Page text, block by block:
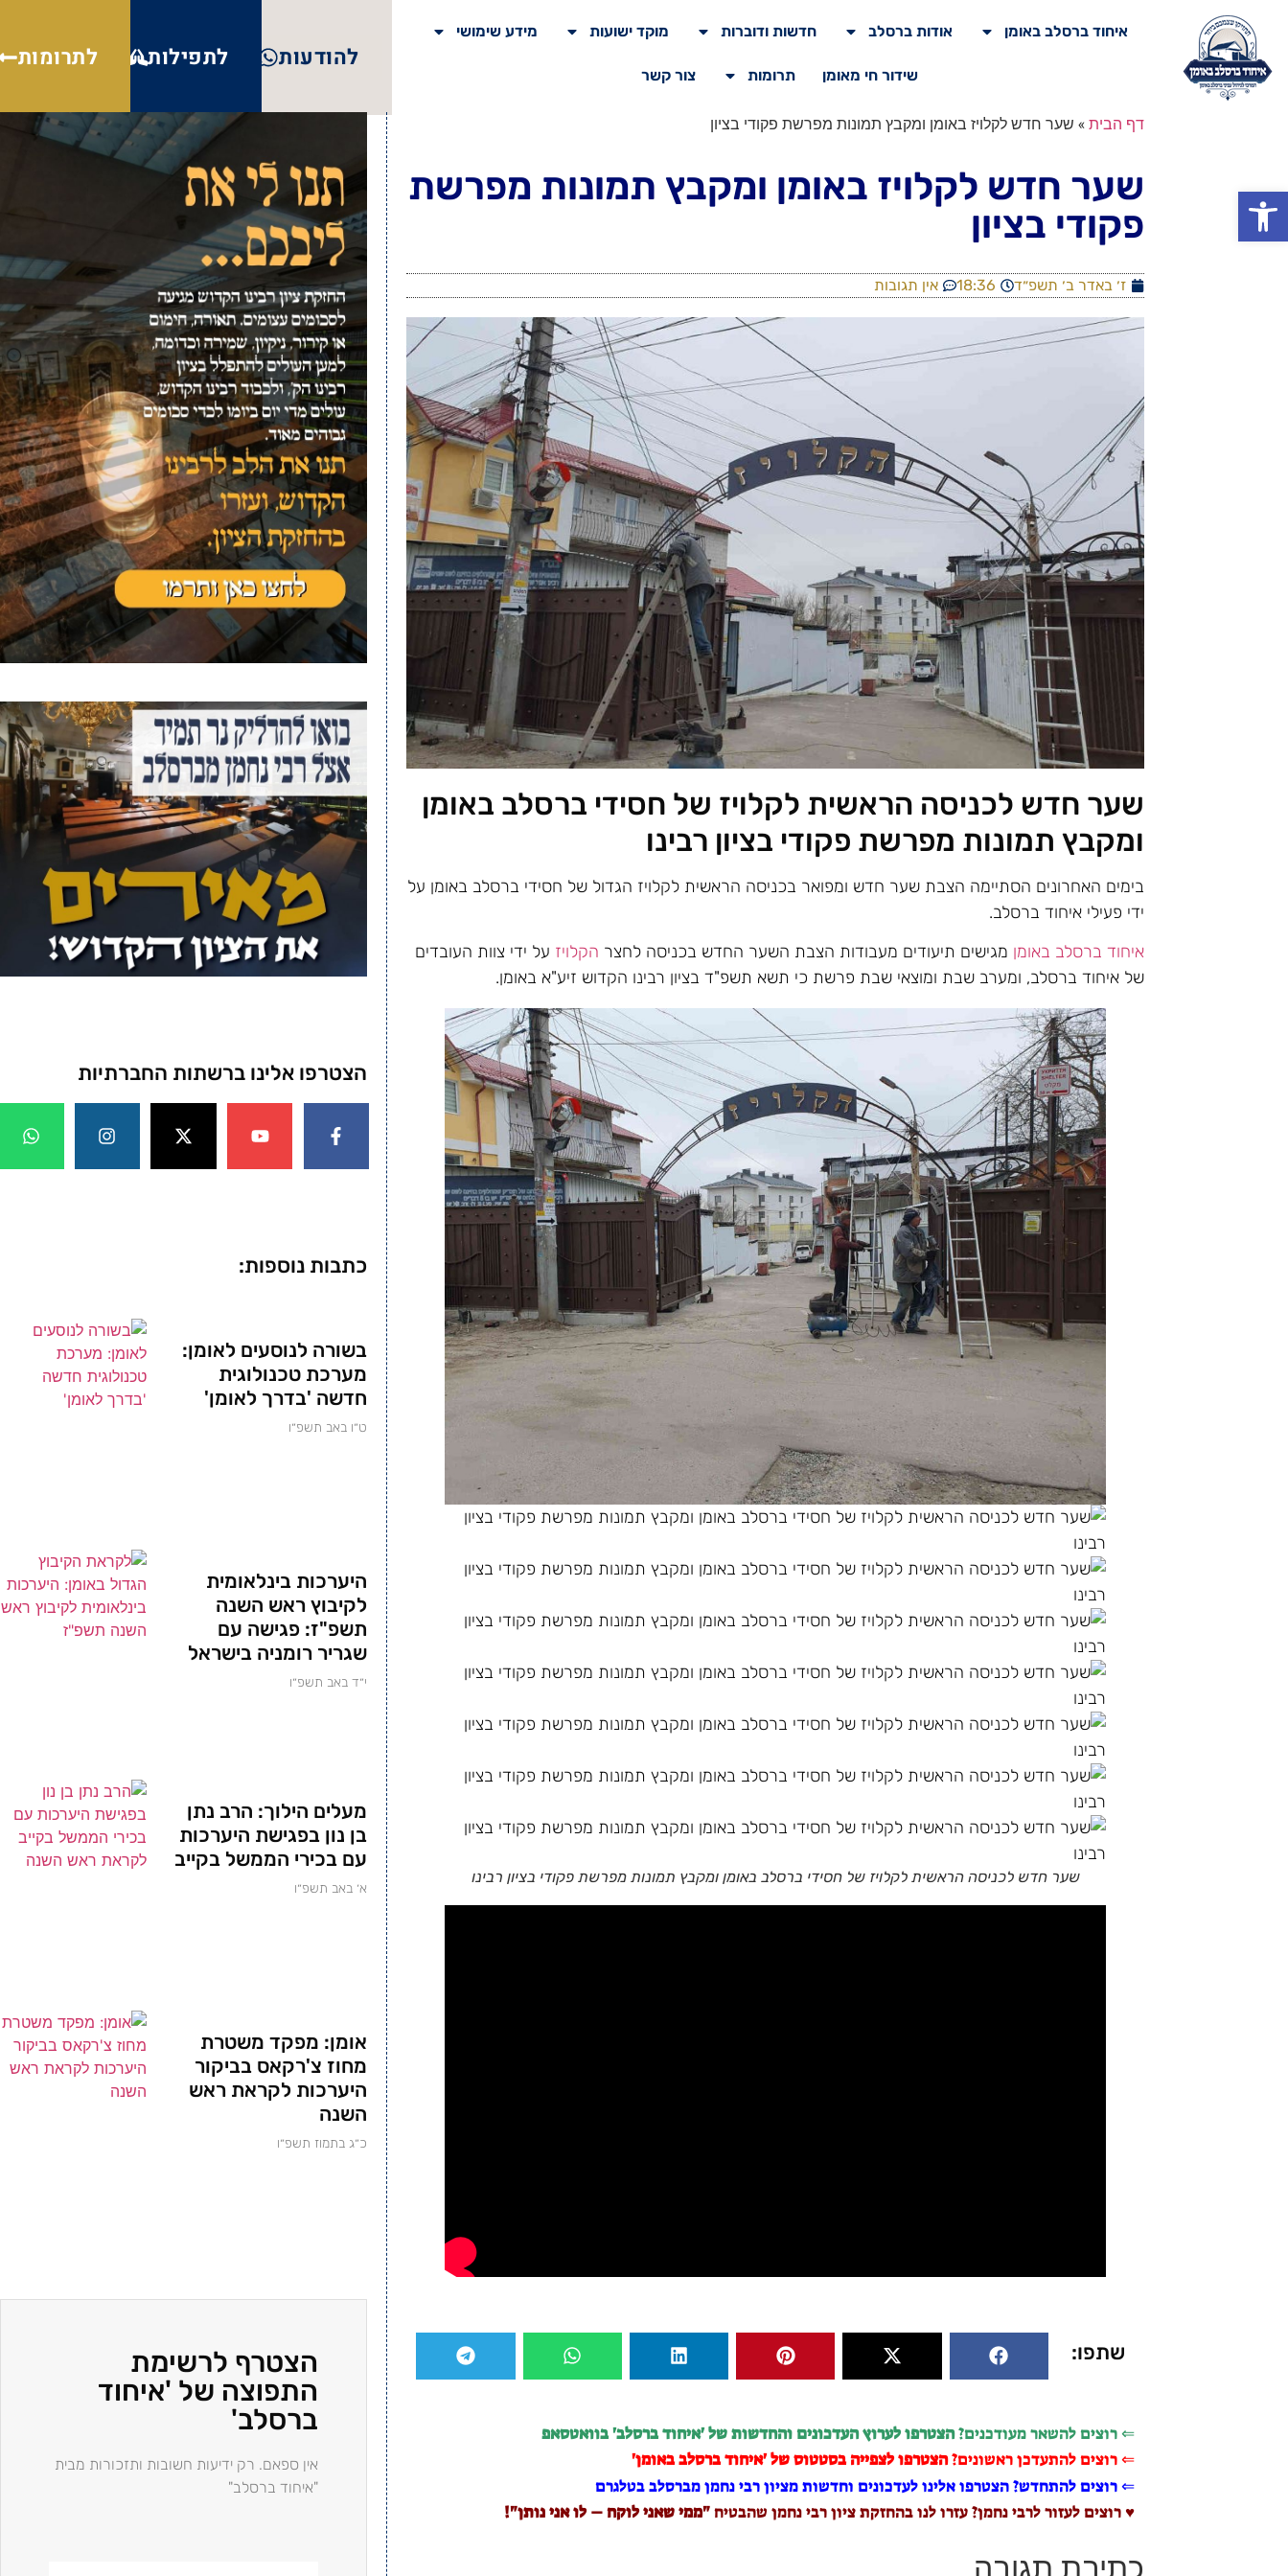
פתח סרגל נגישות
איחוד ברסלב באומן אודות ברסלב חדשות ודוברות מוקד ישועות מידע שימושי
שידור חי מאומן תרומות צור קשר
להודעות לתפילות לתרומות
דף הבית» שער חדש לקלויז באומן ומקבץ תמונות מפרשת פקודי בציון
שער חדש לקלויז באומן ומקבץ תמונות מפרשת
פקודי בציון
ז׳ באדר ב׳ תשפ״ד 18:36 אין תגובות
שער חדש לכניסה הראשית לקלויז של חסידי ברסלב באומן
ומקבץ תמונות מפרשת פקודי בציון רבינו
בימים האחרונים הסתיימה הצבת שער חדש ומפואר בכניסה הראשית לקלויז הגדול של חסידי ברסלב באומן על
ידי פעילי איחוד ברסלב.
איחוד ברסלב באומן מגישים תיעודים מעבודות הצבת השער החדש בכניסה לחצר הקלויז על ידי צוות העובדים
של איחוד ברסלב, ומערב שבת ומוצאי שבת פרשת כי תשא תשפ"ד בציון רבינו הקדוש זיע"א באומן.
שער חדש לכניסה הראשית לקלויז של חסידי ברסלב באומן ומקבץ תמונות מפרשת פקודי בציון רבינו
שתפו:
⇐ רוצים להשאר מעודכנים?הצטרפו לערוץ העדכונים והחדשות של 'איחוד ברסלב' בוואטסאפ
⇐ רוצים להתעדכן ראשונים?הצטרפו לצפייה בסטטוס של 'איחוד ברסלב באומן'
⇐ רוצים להתחדש? הצטרפו אלינו לעדכונים וחדשות מציון רבי נחמן מברסלב בטלגרם
♥ רוצים לעזור לרבי נחמן? עזרו לנו בהחזקת ציון רבי נחמן שהבטיח"ממי שאני לוקח – לו אני נותן"!
כתיבת תגובה
הצטרפו אלינו ברשתות החברתיות
כתבות נוספות:
בשורה לנוסעים לאומן:
מערכת טכנולוגית
חדשה 'בדרך לאומן'
ט״ו באב תשפ״ו
היערכות בינלאומית
לקיבוץ ראש השנה
תשפ"ז: פגישה עם
שגריר רומניה בישראל
י״ד באב תשפ״ו
מעלים הילוך: הרב נתן
בן נון בפגישת היערכות
עם בכירי הממשל בקייב
א׳ באב תשפ״ו
אומן: מפקד משטרת
מחוז צ'רקאס בביקור
היערכות לקראת ראש
השנה
כ״ג בתמוז תשפ״ו
הצטרף לרשימת
התפוצה של 'איחוד
ברסלב'
אין ספאם. רק ידיעות חשובות ותזכורות מבית
"איחוד ברסלב"